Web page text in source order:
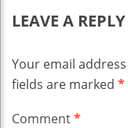
LEAVE A REPLY
Your email
fields are marked *
Comment*